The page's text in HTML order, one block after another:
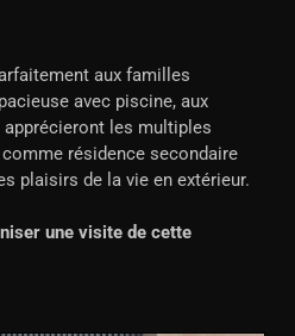
aux familles
avec piscine, aux
les multiples
résidence secondaire
plaisirs de la vie en extérieur.
une visite de cette